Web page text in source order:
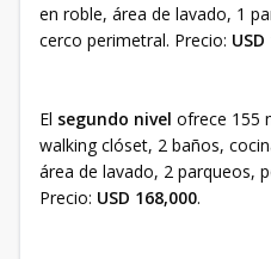
en roble, área de lavado, 1
cerco perimetral. Precio:
El segundo nivel ofrece 155
walking clóset, 2 baños,
área de lavado, 2 parqueos,
Precio: USD 168,000.